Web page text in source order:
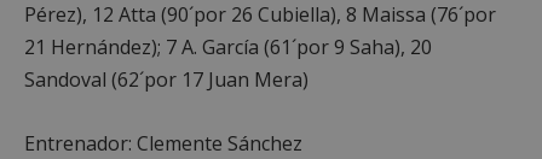
Pérez), 12 Atta (90´por 26 Cubiella), 8 Maissa (76´por
21 Hernández); 7 A. García (61´por 9 Saha), 20
Sandoval (62´por 17 Juan Mera)
Entrenador: Clemente Sánchez
Cookies estrictamente necesarias
Cookies de rendimiento
Cookies de preferencias